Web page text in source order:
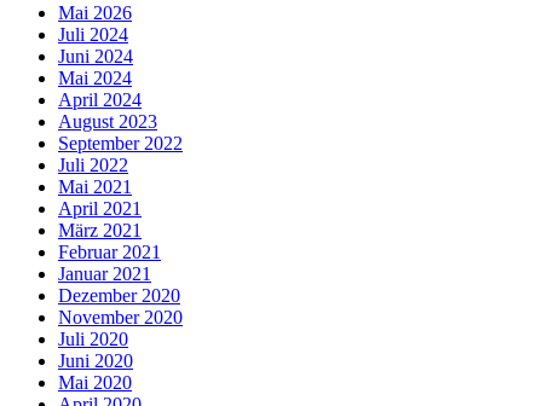
Mai 2026
Juli 2024
Juni 2024
Mai 2024
April 2024
August 2023
September 2022
Juli 2022
Mai 2021
April 2021
März 2021
Februar 2021
Januar 2021
Dezember 2020
November 2020
Juli 2020
Juni 2020
Mai 2020